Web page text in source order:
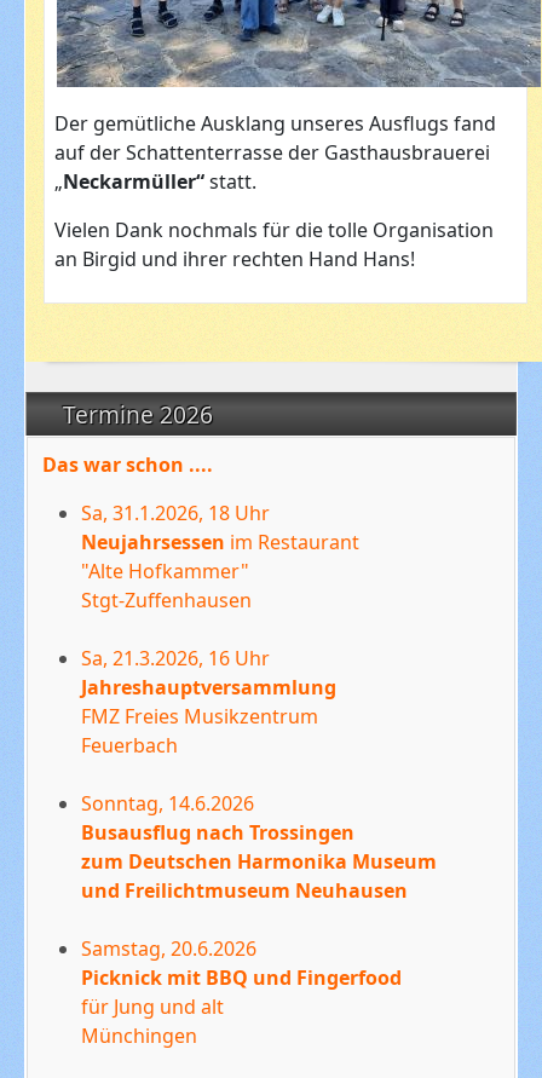
Termine 2026
Das war schon ....
Sa, 31.1.2026, 18 Uhr
Neujahrsessen im Restaurant
"Alte Hofkammer"
Stgt-Zuffenhausen
Sa, 21.3.2026, 16 Uhr
Jahreshauptversammlung
FMZ Freies Musikzentrum
Feuerbach
Sonntag, 14.6.2026
Busausflug nach Trossingen
zum Deutschen Harmonika Museum
und Freilichtmuseum Neuhausen
Samstag, 20.6.2026
Picknick mit BBQ und Fingerfood
für Jung und alt
Münchingen
Der gemütliche Ausklang unseres Ausflugs fand
auf der Schattenterrasse der Gasthausbrauerei
„Neckarmüller“statt.
Vielen Dank nochmals für die tolle Organisation
an Birgid und ihrer rechten Hand Hans!